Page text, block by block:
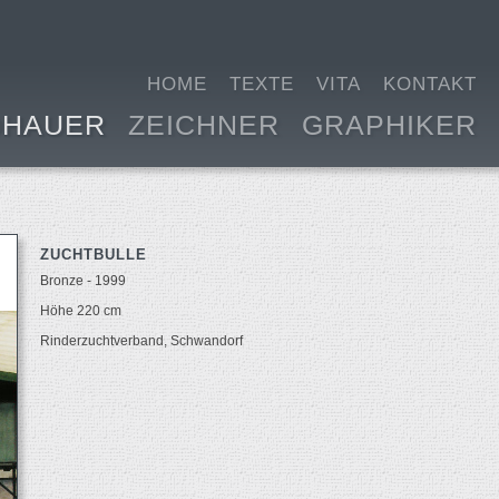
KONTAKT
VITA
TEXTE
HOME
GRAPHIKER
ZEICHNER
ZUCHTBULLE
Bronze - 1999
Höhe 220 cm
Rinderzuchtverband, Schwandorf